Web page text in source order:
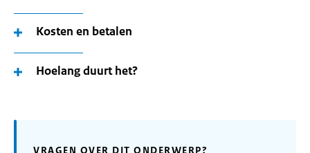
Kosten en betalen
Hoelang duurt het?
VRAGEN OVER DIT ONDERWERP?